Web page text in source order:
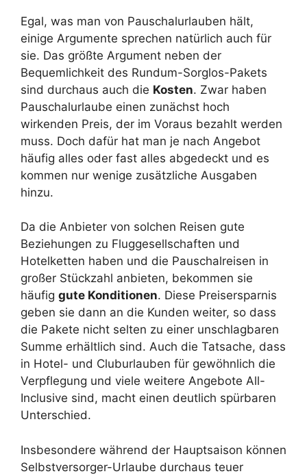
Egal, was man von Pauschalurlauben hält,
einige Argumente sprechen natürlich auch für
sie. Das größte Argument neben der
Bequemlichkeit des Rundum-Sorglos-Pakets
sind durchaus auch die Kosten. Zwar haben
Pauschalurlaube einen zunächst hoch
wirkenden Preis, der im Voraus bezahlt werden
muss. Doch dafür hat man je nach Angebot
häufig alles oder fast alles abgedeckt und es
kommen nur wenige zusätzliche Ausgaben
hinzu.
Da die Anbieter von solchen Reisen gute
Beziehungen zu Fluggesellschaften und
Hotelketten haben und die Pauschalreisen in
großer Stückzahl anbieten, bekommen sie
häufig gute Konditionen. Diese Preisersparnis
geben sie dann an die Kunden weiter, so dass
die Pakete nicht selten zu einer unschlagbaren
Summe erhältlich sind. Auch die Tatsache, dass
in Hotel- und Cluburlauben für gewöhnlich die
Verpflegung und viele weitere Angebote All-
Inclusive sind, macht einen deutlich spürbaren
Unterschied.
Insbesondere während der Hauptsaison können
Selbstversorger-Urlaube durchaus teuer